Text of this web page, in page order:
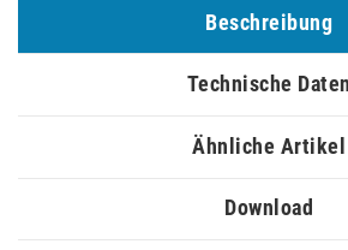
Beschreibung
Technische Daten
Ähnliche Artikel
Download